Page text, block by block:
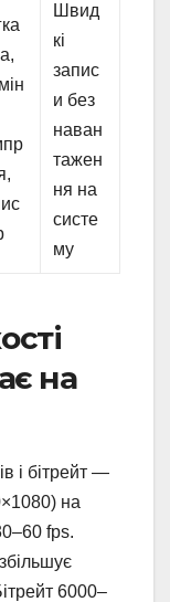
Швид
кі
запис
и без
наван
тажен
ня на
систе
му
на
і бітрейт —
на
fps.
6000–